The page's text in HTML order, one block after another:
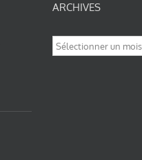
ARCHIVES
Archives